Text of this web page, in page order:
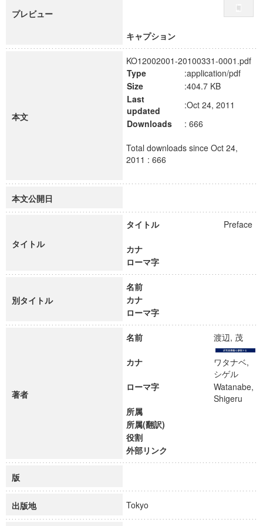
プレビュー
キャプション
本文
KO12002001-20100331-0001.pdf
Type
:application/pdf
Size
:404.7 KB
Last
updated
:Oct 24, 2011
Downloads
: 666
Total downloads since Oct 24,
2011 : 666
本文公開日
タイトル
タイトル Preface
カナ
ローマ字
別タイトル
名前
カナ
ローマ字
著者
名前 渡辺, 茂
カナ
ワタナベ,
シゲル
ローマ字
Watanabe,
Shigeru
所属
所属(翻訳)
役割
外部リンク
版
出版地 Tokyo